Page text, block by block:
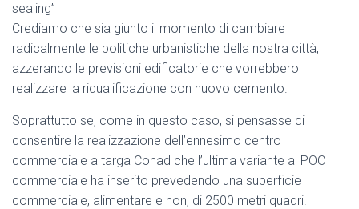
sealing”
Crediamo che sia giunto il momento di cambiare
radicalmente le politiche urbanistiche della nostra città,
azzerando le previsioni edificatorie che vorrebbero
realizzare la riqualificazione con nuovo cemento.
Soprattutto se, come in questo caso, si pensasse di
consentire la realizzazione dell’ennesimo centro
commerciale a targa Conad che l’ultima variante al POC
commerciale ha inserito prevedendo una superficie
commerciale, alimentare e non, di 2500 metri quadri.